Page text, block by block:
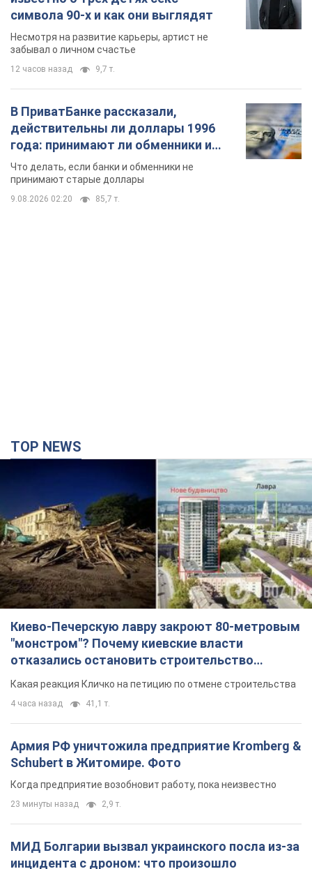
символа 90-х и как они выглядят
Несмотря на развитие карьеры, артист не
забывал о личном счастье
12 часов назад 9,7 т.
В ПриватБанке рассказали,
действительны ли доллары 1996
года: принимают ли обменники и
банки такие купюры
Что делать, если банки и обменники не
принимают старые доллары
9.08.2026 02:20 85,7 т.
TOP NEWS
Киево-Печерскую лавру закроют 80-метровым
"монстром"? Почему киевские власти
отказались остановить строительство
небоскреба "московского верующего"
Какая реакция Кличко на петицию по отмене строительства
4 часа назад 41,1 т.
Армия РФ уничтожила предприятие Kromberg &
Schubert в Житомире. Фото
Когда предприятие возобновит работу, пока неизвестно
23 минуты назад 2,9 т.
МИД Болгарии вызвал украинского посла из-за
инцидента с дроном: что произошло